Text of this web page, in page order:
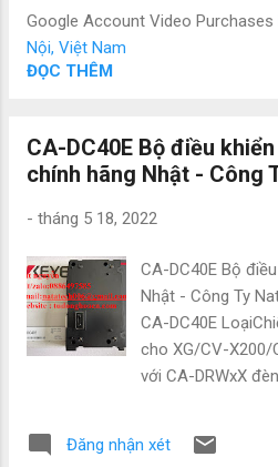
và hỗ trợ liên hệ
Đầu ra kiểu Relay
VDC/240VAC
ON → OFF: 12ms
Mitsubishi - Nhật
tự : QX42-S1
QX41 QY68A
Google Account Video Purchases
Nội, Việt Nam
ĐỌC THÊM
CA-DC40E Bộ điều
chính hãng Nhật - Công
- tháng 5 18, 2022
CA-DC40E Bộ
Nhật - Công Ty
CA-DC40E
cho XG/CV-
với CA-DRWxX
255 kỹ thuật số
Đăng nhận xét